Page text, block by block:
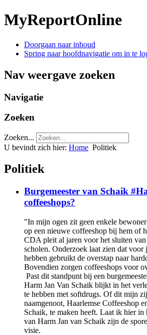
MyReportOnline
Doorgaan naar inhoud
Spring naar hoofdnavigatie om in te
Nav weergave zoeken
Navigatie
Zoeken
Zoeken...
U bevindt zich hier: Home Politiek
Politiek
Burgemeester van Schaik
coffeeshops?
"In mijn ogen zit geen enkele
op een nieuwe coffeeshop bij hem of
CDA pleit al jaren voor het sluiten
scholen. Onderzoek laat zien dat voor
hebben gebruikt de overstap naar
Bovendien zorgen coffeeshops voor
Past dit standpunt bij een
Harm Jan Van Schaik blijkt in het
te hebben met softdrugs. Of dit mijn
naamgenoot, Haarlemse Coffeeshop
Schaik, te maken heeft. Laat ik hier
van Harm Jan van Schaik zijn de
visie.